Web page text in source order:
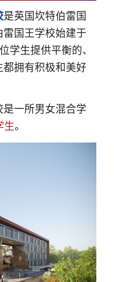
是英国坎特伯雷国
国王学校始建于
学生提供平衡的、
拥有积极和美好
一所男女混合学
生。